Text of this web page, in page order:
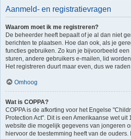
Aanmeld- en registratievragen
Waarom moet ik me registreren?
De beheerder heeft bepaalt of je al dan niet
berichten te plaatsen. Hoe dan ook, als je
functies gebruiken. Zo kun je bijvoorbeeld
sturen, andere gebruikers e-mailen, lid
Het registreren duurt maar even, dus we
Omhoog
Wat is COPPA?
COPPA is de afkorting voor het Engelse
Protection Act". Dit is een Amerikaanse wet
website die mogelijk gegevens van jongeren
hiervoor de toestemming heeft van de